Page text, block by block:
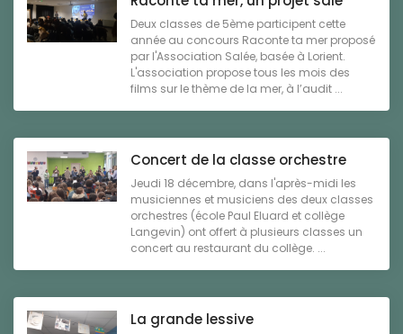
Deux classes de 5ème participent cette
année au concours Raconte ta mer proposé
par l'Association Salée, basée à Lorient.
L'association propose tous les mois des
films sur le thème de la mer, à l’audit ...
Concert de la classe orchestre
Jeudi 18 décembre, dans l'après-midi les
musiciennes et musiciens des deux classes
orchestres (école Paul Eluard et collège
Langevin) ont offert à plusieurs classes un
concert au restaurant du collège. ...
La grande lessive